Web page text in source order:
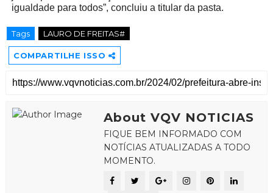
igualdade para todos”, concluiu a titular da pasta.
Tags LAURO DE FREITAS#
COMPARTILHE ISSO
About VQV NOTICIAS
FIQUE BEM INFORMADO COM
NOTÍCIAS ATUALIZADAS A TODO
MOMENTO.